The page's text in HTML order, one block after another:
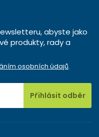
abyste jako
produkty, rady a
osobních údajů.
Přihlásit odběr